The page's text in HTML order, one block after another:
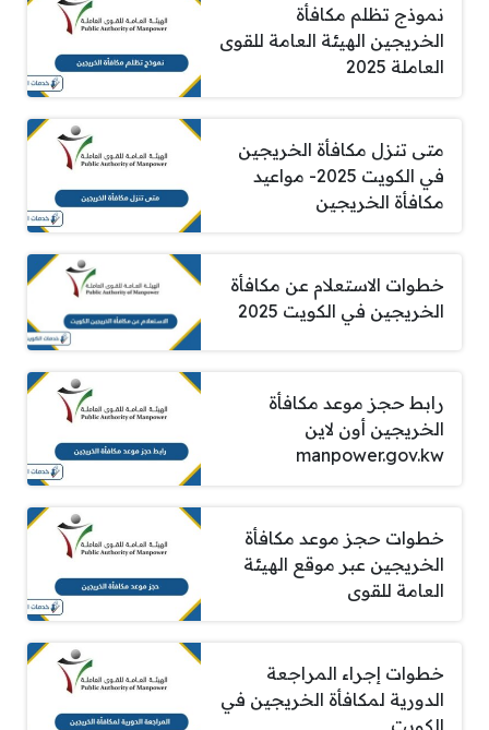
نموذج تظلم مكافأة
الخريجين الهيئة العامة للقوى
العاملة 2025
متى تنزل مكافأة الخريجين
في الكويت 2025- مواعيد
مكافأة الخريجين
خطوات الاستعلام عن مكافأة
الخريجين في الكويت 2025
رابط حجز موعد مكافأة
الخريجين أون لاين
manpower.gov.kw
خطوات حجز موعد مكافأة
الخريجين عبر موقع الهيئة
العامة للقوى
خطوات إجراء المراجعة
الدورية لمكافأة الخريجين في